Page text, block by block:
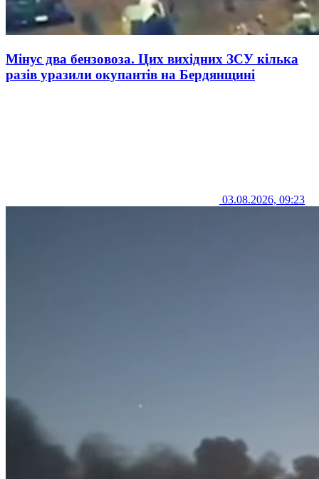
Мінус два бензовоза. Цих вихідних ЗСУ кілька
разів уразили окупантів на Бердянщині
03.08.2026, 09:23